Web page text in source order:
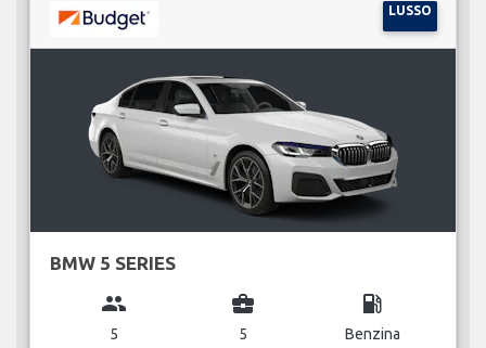
LUSSO
BMW 5 SERIES
group
5
business_center
5
local_gas_station
Benzina